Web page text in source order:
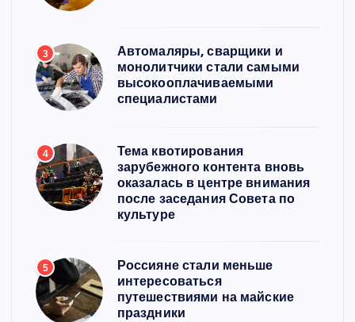
3
Автомаляры, сварщики и
монолитчики стали самыми
высокооплачиваемыми
специалистами
4
Тема квотирования
зарубежного контента вновь
оказалась в центре внимания
после заседания Совета по
культуре
5
Россияне стали меньше
интересоваться
путешествиями на майские
праздники